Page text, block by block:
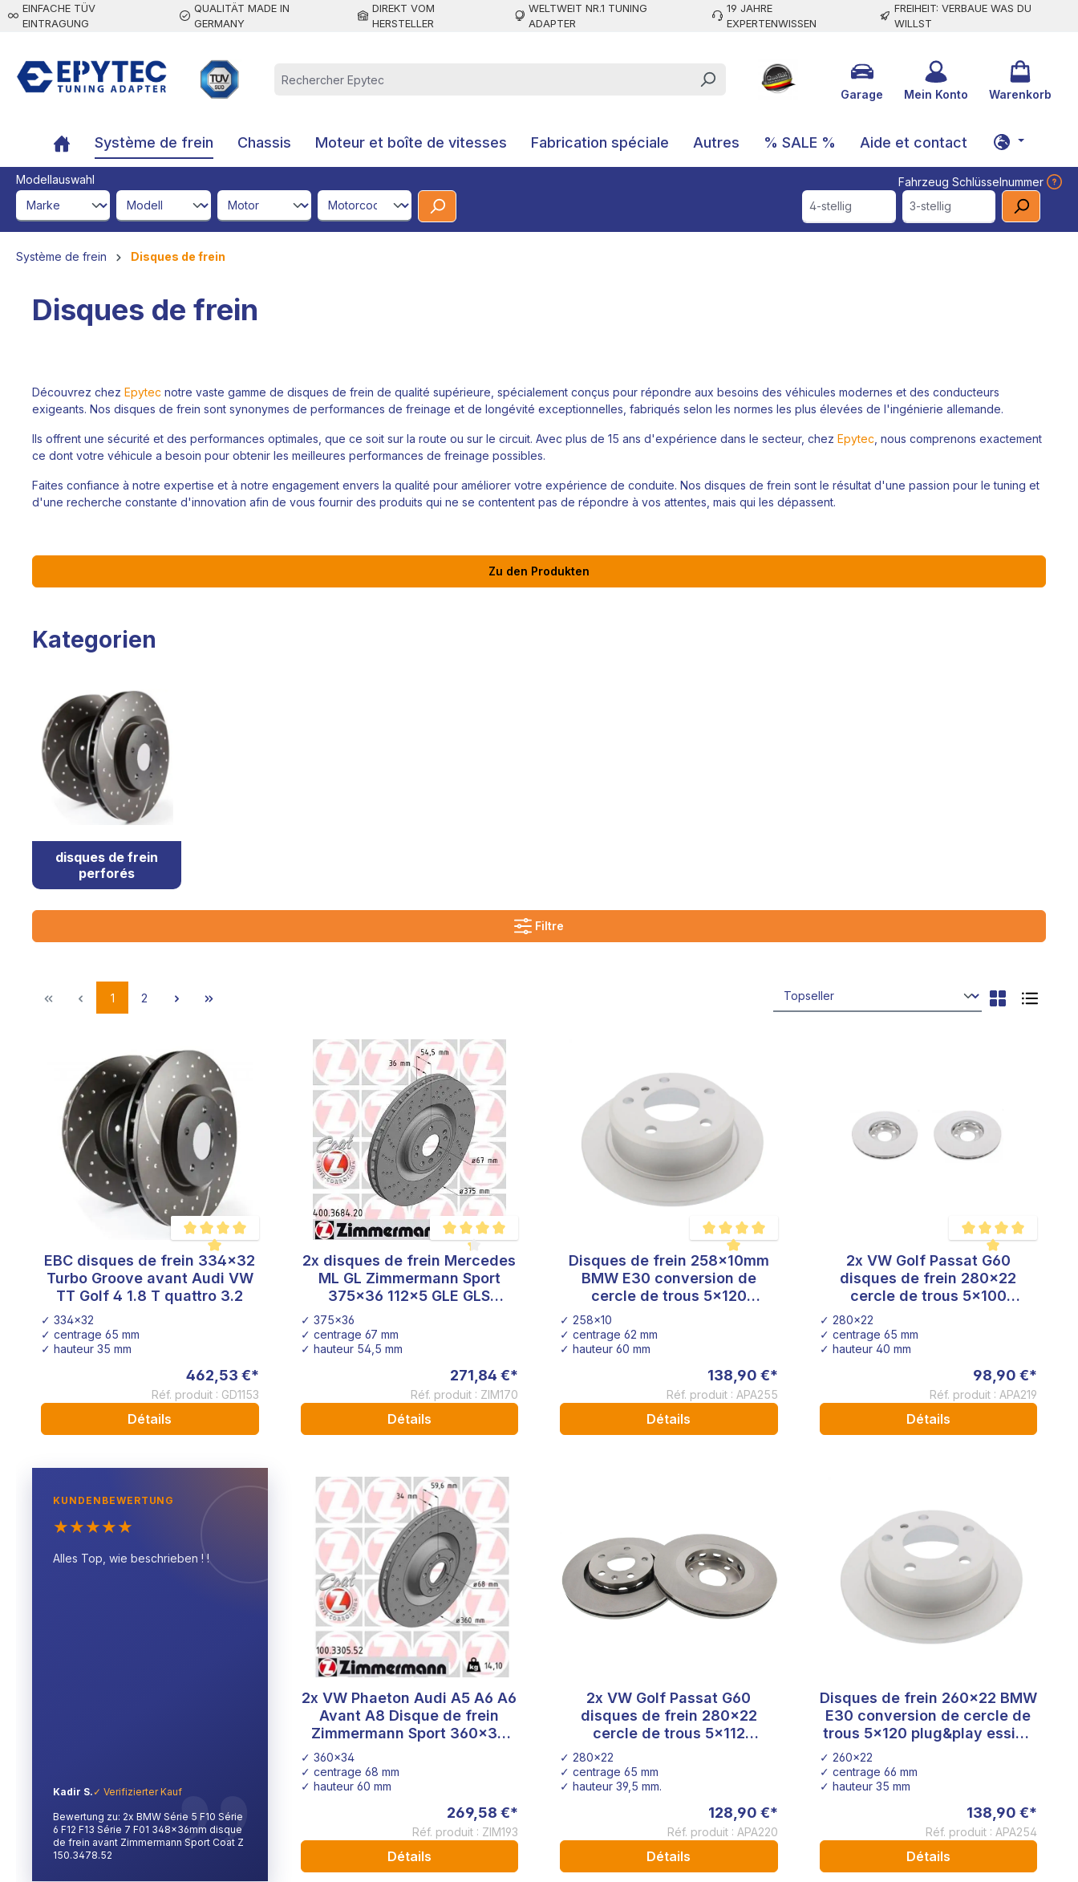
principal
EINFACHE TÜV
EINTRAGUNG
QUALITÄT MADE IN
GERMANY
DIREKT VOM
HERSTELLER
WELTWEIT NR.1 TUNING
ADAPTER
19 JAHRE
EXPERTENWISSEN
FREIHEIT: VERBAUE WAS DU
WILLST
Garage Mein Konto Warenkorb
Système de frein Chassis Moteur et boîte de vitesses Fabrication spéciale Autres % SALE % Aide et contact
Modellauswahl
Fahrzeug Schlüsselnummer
brandId
modelId engineId engineCodeId 4-stellig 3-stellig
Système de frein Disques de frein
Disques de frein
Découvrez chez Epytec notre vaste gamme de disques de frein de qualité supérieure, spécialement conçus pour répondre aux besoins des véhicules modernes et des conducteurs
exigeants. Nos disques de frein sont synonymes de performances de freinage et de longévité exceptionnelles, fabriqués selon les normes les plus élevées de l'ingénierie allemande.
Ils offrent une sécurité et des performances optimales, que ce soit sur la route ou sur le circuit. Avec plus de 15 ans d'expérience dans le secteur, chez Epytec , nous comprenons exactement
ce dont votre véhicule a besoin pour obtenir les meilleures performances de freinage possibles.
Faites confiance à notre expertise et à notre engagement envers la qualité pour améliorer votre expérience de conduite. Nos disques de frein sont le résultat d'une passion pour le tuning et
d'une recherche constante d'innovation afin de vous fournir des produits qui ne se contentent pas de répondre à vos attentes, mais qui les dépassent.
Zu den Produkten
Kategorien
disques de frein
perforés
Filtre
1 2
Note moyenne de 5 sur 5 étoiles
EBC disques de frein 334x32
Turbo Groove avant Audi VW
TT Golf 4 1.8 T quattro 3.2
✓ 334x32
✓ centrage 65 mm
✓ hauteur 35 mm
462,53 €*
Réf. produit : GD1153
Détails
Note moyenne de 4.2 sur 5 étoiles
2x disques de frein Mercedes
ML GL Zimmermann Sport
375x36 112x5 GLE GLS
✓ 375x36
✓ centrage 67 mm
✓ hauteur 54,5 mm
271,84 €*
Réf. produit : ZIM170
Détails
Note moyenne de 5 sur 5 étoiles
Disques de frein 258x10mm
BMW E30 conversion de
cercle de trous 5x120
plug&play essieu arrière
✓ 258x10
✓ centrage 62 mm
✓ hauteur 60 mm
138,90 €*
Réf. produit : APA255
Détails
Note moyenne de 5
2x VW Golf Passat G60
disques de frein 280x22
cercle de trous 5x100
conversion frein Golf 1 Golf 2
✓ 280x22
✓ centrage 65 mm
✓ hauteur 40 mm
98,90 €*
Réf. produit : APA219
Détails
KUNDENBEWERTUNG
★★★★★
Alles Top, wie beschrieben ! !
Kadir S. ✓ Verifizierter Kauf
Bewertung zu: 2x BMW Série 5 F10 Série
6 F12 F13 Série 7 F01 348x36mm disque
de frein avant Zimmermann Sport Coat Z
150.3478.52
2x VW Phaeton Audi A5 A6 A6
Avant A8 Disque de frein
Zimmermann Sport 360x34
✓ 360x34
✓ centrage 68 mm
✓ hauteur 60 mm
269,58 €*
Réf. produit : ZIM193
Détails
2x VW Golf Passat G60
disques de frein 280x22
cercle de trous 5x112
conversion frein Golf 1 Golf 2
✓ 280x22
✓ centrage 65 mm
✓ hauteur 39,5 mm.
128,90 €*
Réf. produit : APA220
Détails
Disques de frein 260x22 BMW
E30 conversion de cercle de
trous 5x120 plug&play essieu
✓ 260x22
✓ centrage 66 mm
✓ hauteur 35 mm
138,90 €*
Réf. produit : APA254
Détails